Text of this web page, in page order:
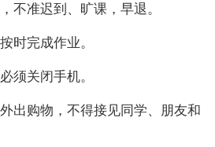
不准迟到、旷课，早退。
时完成作业。
须关闭手机。
出购物，不得接见同学、朋友和